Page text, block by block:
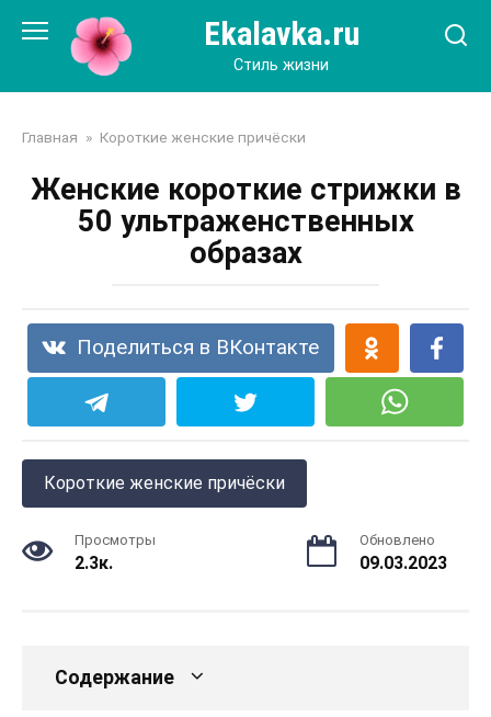
контенту
Ekalavka.ru
Стиль жизни
Главная » Короткие женские причёски
Женские короткие стрижки в
50 ультраженственных
образах
Поделиться в ВКонтакте
Короткие женские причёски
Просмотры
2.3к.
Обновлено
09.03.2023
Содержание